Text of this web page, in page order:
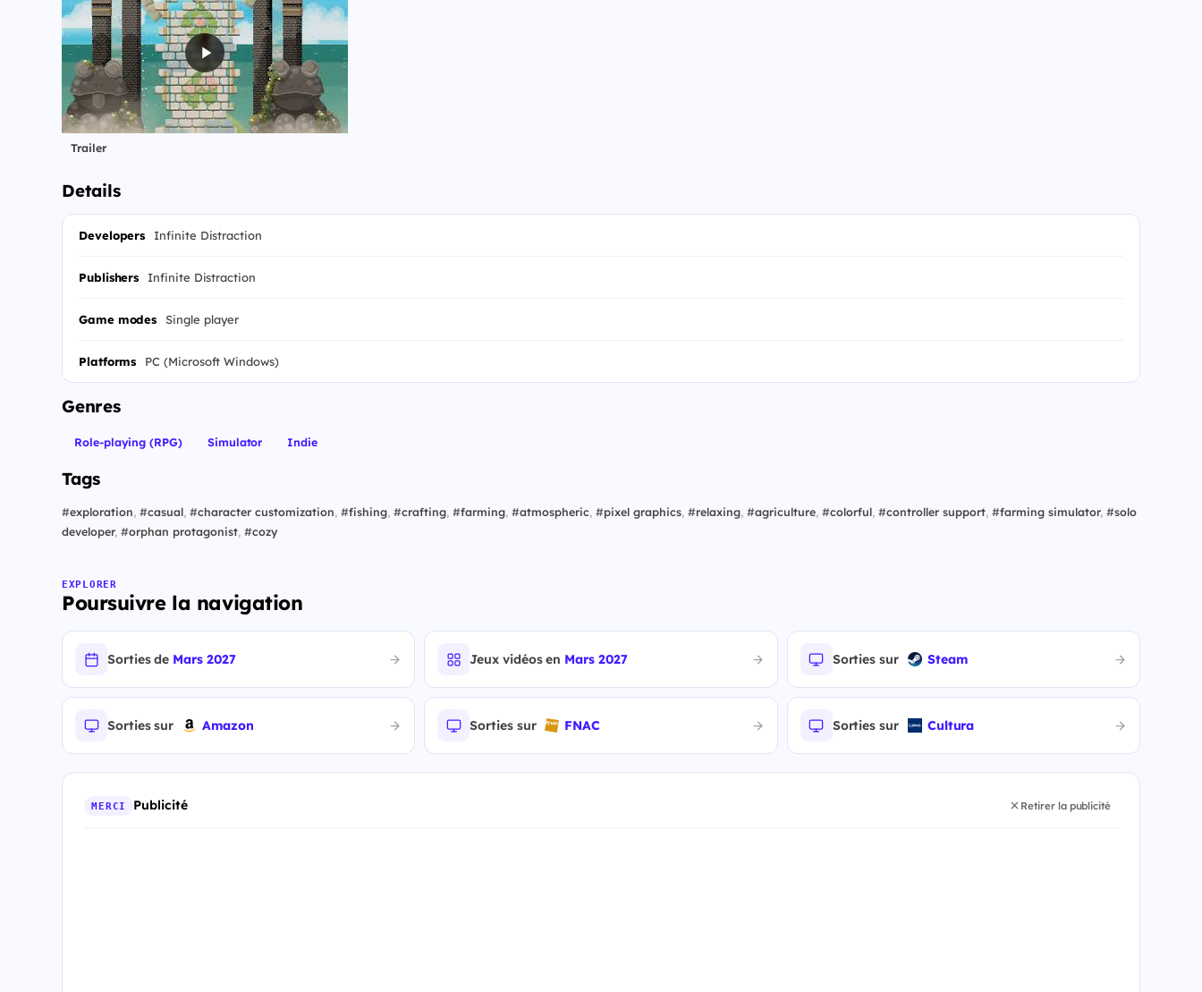
Trailer
Details
Developers Infinite Distraction
Publishers Infinite Distraction
Game modes Single player
Platforms PC (Microsoft Windows)
Genres
Role-playing (RPG) Simulator Indie
Tags
#exploration, #casual, #character customization, #fishing, #crafting, #farming, #atmospheric, #pixel graphics, #relaxing, #agriculture, #colorful, #controller support, #farming simulator, #solo
developer, #orphan protagonist, #cozy
EXPLORER
Poursuivre la navigation
Sorties de Mars 2027 Jeux vidéos en Mars 2027 Sorties sur Steam
Sorties sur Amazon Sorties sur FNAC Sorties sur Cultura
MERCI Publicité Retirer la publicité